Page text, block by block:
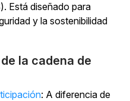
Está diseñado para
y la sostenibilidad
la cadena de
: A diferencia de